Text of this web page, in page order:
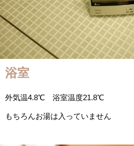
浴室
外気温4.8℃ 浴室温度21.8℃
もちろんお湯は入っていません